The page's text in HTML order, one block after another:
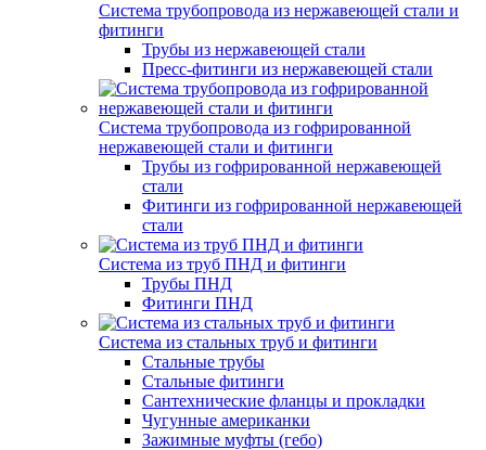
Система трубопровода из нержавеющей стали и
фитинги
Трубы из нержавеющей стали
Пресс-фитинги из нержавеющей стали
Система трубопровода из гофрированной
нержавеющей стали и фитинги
Трубы из гофрированной нержавеющей
стали
Фитинги из гофрированной нержавеющей
стали
Система из труб ПНД и фитинги
Трубы ПНД
Фитинги ПНД
Система из стальных труб и фитинги
Стальные трубы
Стальные фитинги
Сантехнические фланцы и прокладки
Чугунные американки
Зажимные муфты (гебо)